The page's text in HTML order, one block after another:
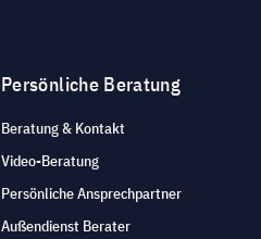
Persönliche Beratung
Beratung & Kontakt
Video-Beratung
Persönliche Ansprechpartner
Außendienst Berater